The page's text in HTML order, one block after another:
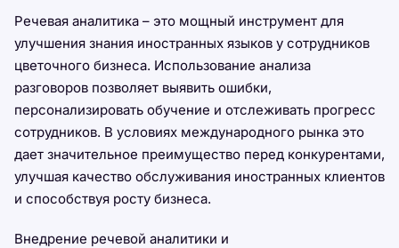
Речевая аналитика – это мощный инструмент для
улучшения знания иностранных языков у сотрудников
цветочного бизнеса. Использование анализа
разговоров позволяет выявить ошибки,
персонализировать обучение и отслеживать прогресс
сотрудников. В условиях международного рынка это
дает значительное преимущество перед конкурентами,
улучшая качество обслуживания иностранных клиентов
и способствуя росту бизнеса.
Внедрение речевой аналитики и